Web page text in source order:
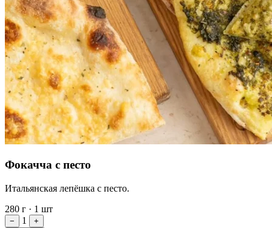
Фокачча с песто
Итальянская лепёшка с песто.
280 г · 1 шт
− 1
+